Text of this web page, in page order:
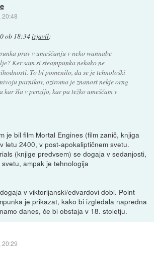
20:48
ob 18:34izjavil:
prav v umeščanju v neko wannabe
Ker sam si steampunka nekako ne
To bi pomenilo, da se je tehnološki
parnikov, oziroma je znanost nekje orng
kar šla v penzijo, kar pa težko umeščam v
je bil film Mortal Engines (film zanič, knjiga
letu 2400, v post-apokaliptičnem svetu.
(knjige predvsem) se dogaja v sedanjosti,
ampak je tehnologija
v viktorijanski/edvardovi dobi. Point
je prikazat, kako bi izgledala napredna
danes, če bi obstaja v 18. stoletju.
20:29